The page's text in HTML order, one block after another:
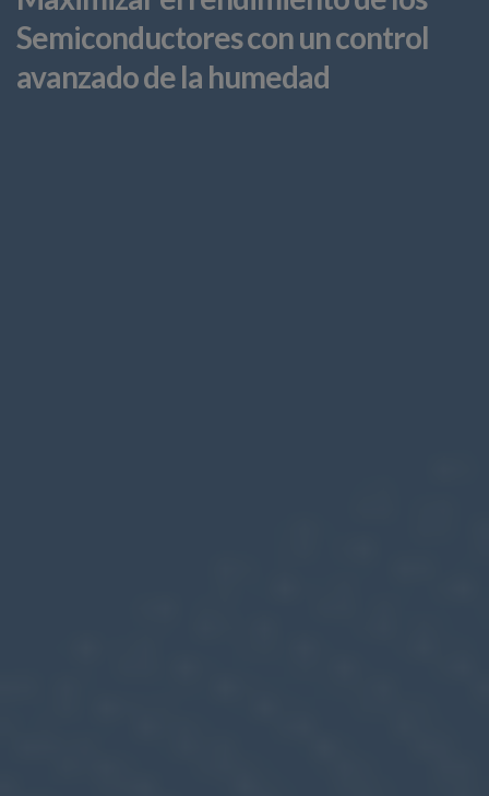
Semiconductores con un control
avanzado de la humedad